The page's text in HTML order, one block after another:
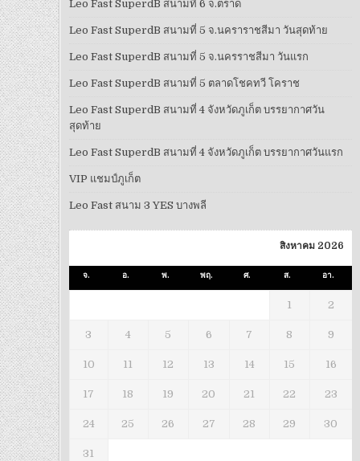
Leo Fast SuperdB สนามที่ 6 จ.ตราด
Leo Fast SuperdB สนามที่ 5 จ.นคราราชสีมา วันสุดท้าย
Leo Fast SuperdB สนามที่ 5 จ.นครราชสีมา วันแรก
Leo Fast SuperdB สนามที่ 5 ตลาดโชคทวี โคราช
Leo Fast SuperdB สนามที่ 4 จังหวัดภูเก็ต บรรยากาศวัน
สุดท้าย
Leo Fast SuperdB สนามที่ 4 จังหวัดภูเก็ต บรรยากาศวันแรก
VIP แชมป์ภูเก็ต
Leo Fast สนาม 3 YES บางพลี
สิงหาคม 2026
จ. อ. พ. พฤ. ศ. ส. อา.
1 2
3 4 5 6 7 8 9
10 11 12 13 14 15 16
17 18 19 20 21 22 23
24 25 26 27 28 29 30
31